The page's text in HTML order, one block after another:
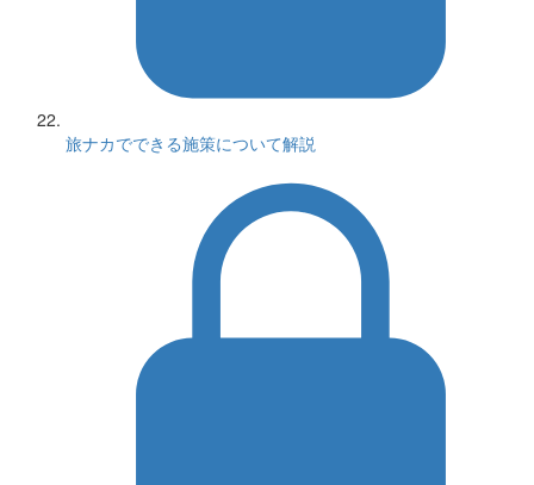
旅ナカでできる施策について解説